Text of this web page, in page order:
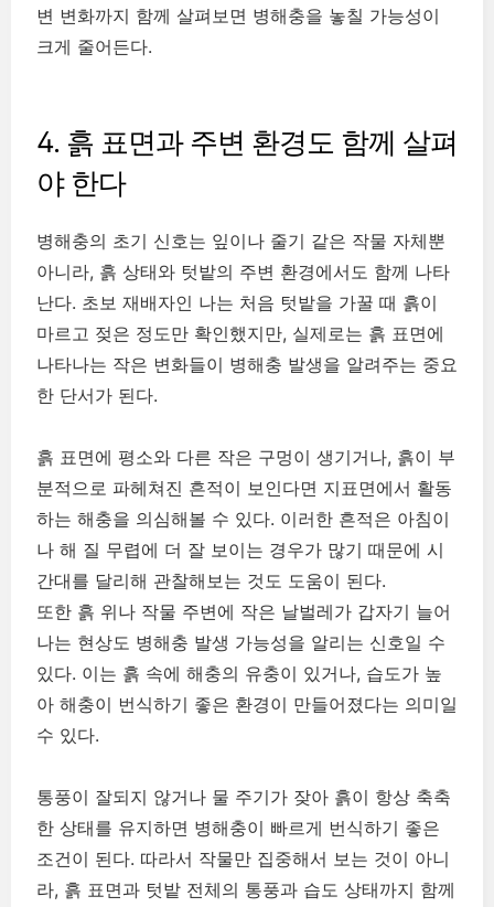
변 변화까지 함께 살펴보면 병해충을 놓칠 가능성이
크게 줄어든다.
4. 흙 표면과 주변 환경도 함께 살펴
야 한다
병해충의 초기 신호는 잎이나 줄기 같은 작물 자체뿐
아니라, 흙 상태와 텃밭의 주변 환경에서도 함께 나타
난다. 초보 재배자인 나는 처음 텃밭을 가꿀 때 흙이
마르고 젖은 정도만 확인했지만, 실제로는 흙 표면에
나타나는 작은 변화들이 병해충 발생을 알려주는 중요
한 단서가 된다.
흙 표면에 평소와 다른 작은 구멍이 생기거나, 흙이 부
분적으로 파헤쳐진 흔적이 보인다면 지표면에서 활동
하는 해충을 의심해볼 수 있다. 이러한 흔적은 아침이
나 해 질 무렵에 더 잘 보이는 경우가 많기 때문에 시
간대를 달리해 관찰해보는 것도 도움이 된다.
또한 흙 위나 작물 주변에 작은 날벌레가 갑자기 늘어
나는 현상도 병해충 발생 가능성을 알리는 신호일 수
있다. 이는 흙 속에 해충의 유충이 있거나, 습도가 높
아 해충이 번식하기 좋은 환경이 만들어졌다는 의미일
수 있다.
통풍이 잘되지 않거나 물 주기가 잦아 흙이 항상 축축
한 상태를 유지하면 병해충이 빠르게 번식하기 좋은
조건이 된다. 따라서 작물만 집중해서 보는 것이 아니
라, 흙 표면과 텃밭 전체의 통풍과 습도 상태까지 함께